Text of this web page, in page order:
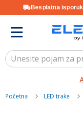
Besplatna
Početna LED trake